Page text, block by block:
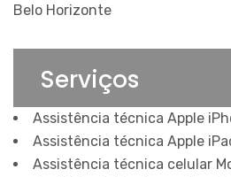
Belo Horizonte
Serviços
Assistência técnica Apple
Assistência técnica Apple
Assistência técnica celular